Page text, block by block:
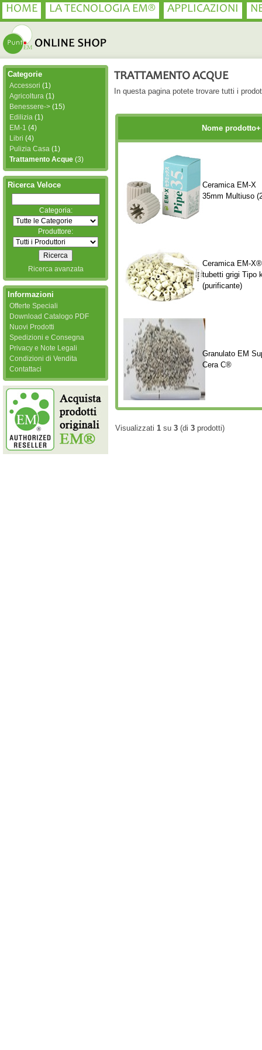
HOME LA TECNOLOGIA EM® APPLICAZIONI
TRATTAMENTO ACQUE
In questa pagina potete trovare tutti i
Nome prodotto+
Ceramica EM-X
35mm Multiuso
Ceramica EM-X®
tubetti grigi Tipo
(purificante)
Granulato EM
Cera C®
Visualizzati 1 su 3 (di 3 prodotti)
Categorie
Accessori (1)
Agricoltura (1)
Benessere-> (15)
Edilizia (1)
EM-1 (4)
Libri (4)
Pulizia Casa (1)
Trattamento Acque (3)
Ricerca Veloce
Categoria:
Produttore:
Ricerca avanzata
Informazioni
Offerte Speciali
Download Catalogo PDF
Nuovi Prodotti
Spedizioni e Consegna
Privacy e Note Legali
Condizioni di Vendita
Contattaci